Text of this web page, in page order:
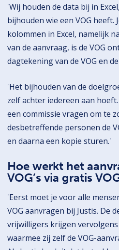
'Wij houden de data bij in
bijhouden wie een VOG heeft.
kolommen in Excel, namelijk
van de aanvraag, is de VOG
dagtekening van de VOG en
'Het bijhouden van de
zelf achter iedereen aan
een commissie vragen om te
desbetreffende personen de
en daarna een kopie sturen.'
Hoe werkt het
VOG’s via gratis
'Eerst moet je voor alle
VOG aanvragen bij Justis. De
vrijwilligers krijgen vervolgens
waarmee zij zelf de VOG-